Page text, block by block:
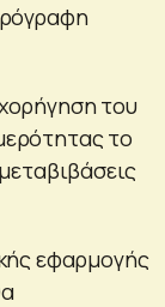
του
το
εφαρμογής